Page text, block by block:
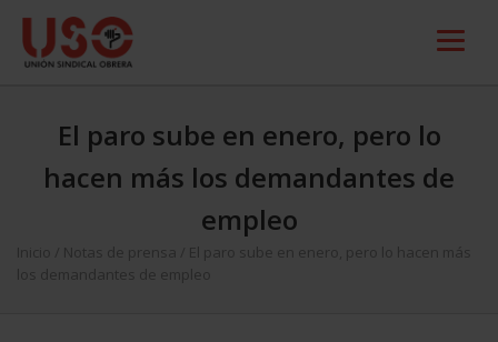
El paro sube en enero, pero lo
hacen más los demandantes de
empleo
Inicio Notas de prensa
El paro sube en enero, pero lo hacen más
los demandantes de empleo